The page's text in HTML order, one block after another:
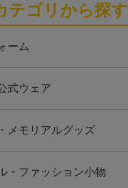
テゴリから探す
ーム
式ウェア
メモリアルグッズ
・ファッション小物